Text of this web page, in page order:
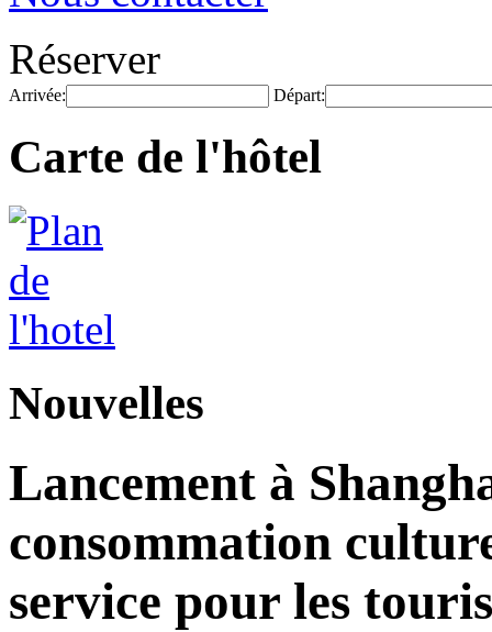
Réserver
Arrivée: Départ:
Carte de l'hôtel
Nouvelles
Lancement à
consommation
service pour les